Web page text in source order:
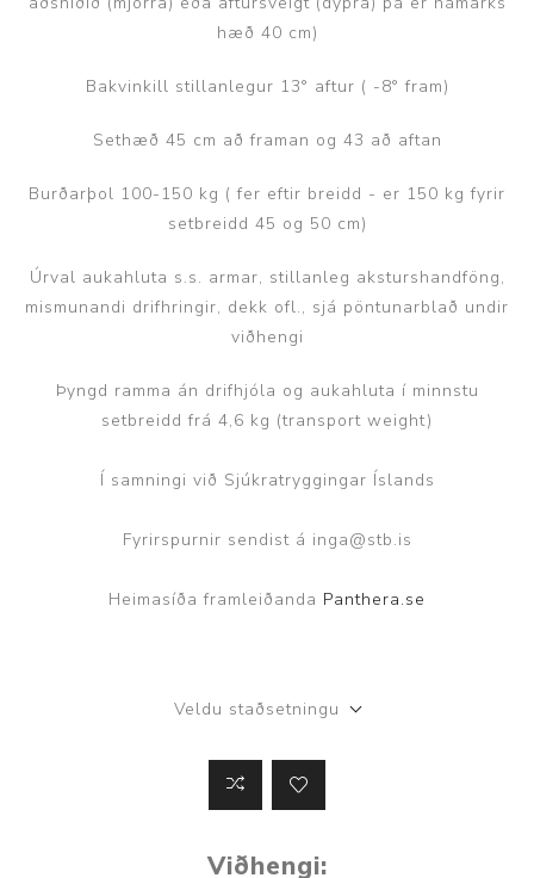
hæð 40 cm)
Bakvinkill stillanlegur 13° aftur ( -8° fram)
Sethæð 45 cm að framan og 43 að aftan
Burðarþol 100-150 kg ( fer eftir breidd - er 150 kg fyrir
setbreidd 45 og 50 cm)
Úrval aukahluta s.s. armar, stillanleg aksturshandföng,
mismunandi drifhringir, dekk ofl., sjá pöntunarblað undir
viðhengi
Þyngd ramma án drifhjóla og aukahluta í minnstu
setbreidd frá 4,6 kg (transport weight)
Í samningi við Sjúkratryggingar Íslands
Fyrirspurnir sendist á inga@stb.is
Heimasíða framleiðanda Panthera.se
Veldu staðsetningu
Viðhengi: